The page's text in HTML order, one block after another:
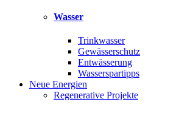
Wasser
Trinkwasser
Gewässerschutz
Entwässerung
Wasserspartipps
Neue Energien
Regenerative Projekte